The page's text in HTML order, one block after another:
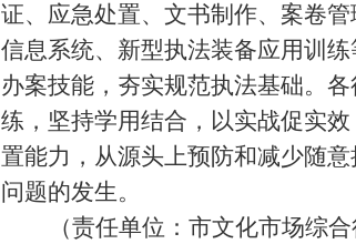
证、应急处置、文书制作、案卷
信息系统、新型执法装备应用训
办案技能，夯实规范执法基础。
练，坚持学用结合，以实战促实
置能力，从源头上预防和减少随
问题的发生。
（责任单位：市文化市场综